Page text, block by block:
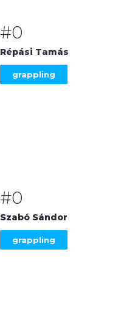
#0
Répási Tamás
grappling
#0
Szabó Sándor
grappling